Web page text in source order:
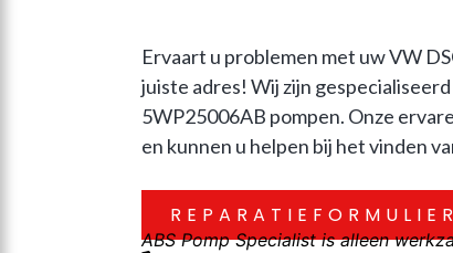
Ervaart u problemen met uw VW
juiste adres! Wij zijn
5WP25006AB pompen. Onze
en kunnen u helpen bij het vinden
REPARATIEFORMULIER
ABS Pomp Specialist is alleen